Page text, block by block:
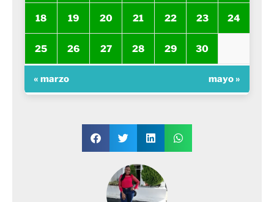
18 19 20 21 22 23 24
25 26 27 28 29 30
« marzo mayo »